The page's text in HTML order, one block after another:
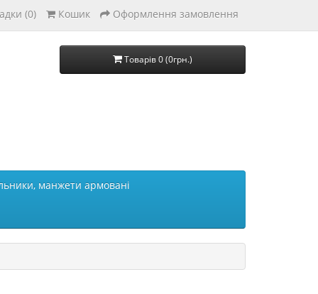
(0) Кошик Оформлення замовлення
Товарів 0 (0грн.)
манжети армовані